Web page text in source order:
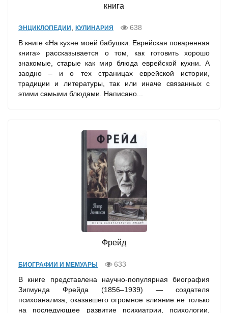
книга
ЭНЦИКЛОПЕДИИ , КУЛИНАРИЯ
638
В книге «На кухне моей бабушки. Еврейская поваренная
книга» рассказывается о том, как готовить хорошо
знакомые, старые как мир блюда еврейской кухни. А
заодно – и о тех страницах еврейской истории,
традиции и литературы, так или иначе связанных с
этими самыми блюдами. Написано...
Фрейд
БИОГРАФИИ И МЕМУАРЫ
633
В книге представлена научно-популярная биография
Зигмунда Фрейда (1856–1939) — создателя
психоанализа, оказавшего огромное влияние не только
на последующее развитие психиатрии, психологии,